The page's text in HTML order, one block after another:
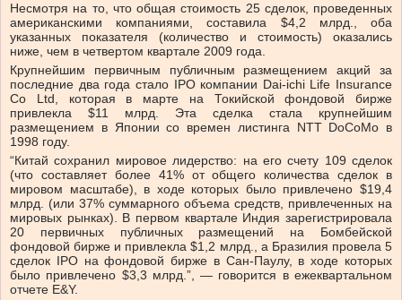
Несмотря на то, что общая стоимость 25 сделок, проведенных
американскими компаниями, составила $4,2 млрд., оба
указанных показателя (количество и стоимость) оказались
ниже, чем в четвертом квартале 2009 года.
Крупнейшим первичным публичным размещением акций за
последние два года стало IPO компании Dai-ichi Life Insurance
Co Ltd, которая в марте на Токийской фондовой бирже
привлекла $11 млрд. Эта сделка стала крупнейшим
размещением в Японии со времен листинга NTT DoCoMo в
1998 году.
“Китай сохранил мировое лидерство: на его счету 109 сделок
(что составляет более 41% от общего количества сделок в
мировом масштабе), в ходе которых было привлечено $19,4
млрд. (или 37% суммарного объема средств, привлеченных на
мировых рынках). В первом квартале Индия зарегистрировала
20 первичных публичных размещений на Бомбейской
фондовой бирже и привлекла $1,2 млрд., а Бразилия провела 5
сделок IPO на фондовой бирже в Сан-Паулу, в ходе которых
было привлечено $3,3 млрд.”, — говорится в ежеквартальном
отчете E&Y.